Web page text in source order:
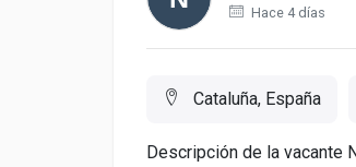
Hace 4 días
Cataluña, España
Descripción de la vacante